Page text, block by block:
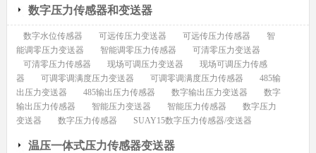
数字压力传感器和变送器
数字水位传感器 可远传压力变送器 可远传压力传感器
智
能调零压力变送器
智能调零压力传感器
可清零压力变送器
可清零压力传感器
现场可调压力变送器
现场可调压力传感
器
可调零调满度压力变送器 可调零调满度压力传感器
485输
出压力变送器
485输出压力传感器 数字输出压力变送器
数字
输出压力传感器
智能压力变送器 智能压力传感器
数字压力
变送器
数字压力传感器 SUAY15数字压力传感器/变送器
温压一体式压力传感器变送器